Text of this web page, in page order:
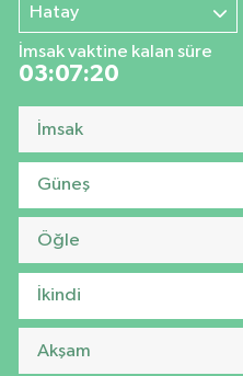
Hatay
İmsak vaktine kalan süre
03:07:19
İmsak
Güneş
Öğle
İkindi
Akşam